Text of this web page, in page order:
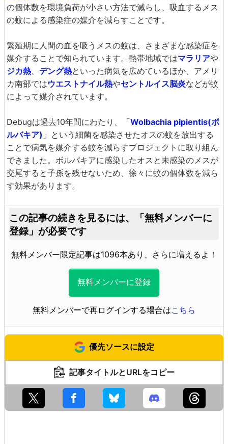
の個体数を環境負荷が小さい方法で減らし、吸血するメス
の蚊による感染症の媒介を減らすことです。
繁殖期に人間の血を吸うメスの蚊は、さまざまな感染症を
媒介することで知られています。熱帯地域ではマラリアや
ジカ熱
デング熱といった病気を広めているほか、アメリ
カ南部ではウエストナイル熱やセントルイス脳炎などが蚊
によって媒介されています。
Debugは過去10年間にわたり、「Wolbachia pipientis(ボ
ルバキア) 」という細菌を感染させたオスの蚊を放出する
ことで病気を媒介する蚊を減らすプロジェクトに取り組ん
できました。ボルバキアに感染したオスと未感染のメスが
交尾すると子孫を残せないため、徐々に蚊の個体数を減ら
す効果があります。
この記事の続きを見るには、
「無料メンバーに
登録」が必要です
無料メンバー限定記事は1096本あり、さらに増えるよ！
無料メンバーに登録
無料メンバーで再ログインする場合はこちら
優先ソースに設定
記事タイトルとURLをコピー